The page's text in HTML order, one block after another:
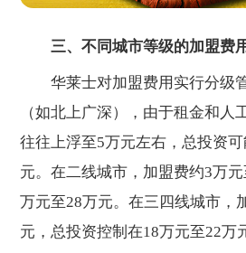
三、不同城市等级的加盟费
华莱士对加盟费用实行分级
（如北上广深），由于租金和人
往往上浮至5万元左右，总投资
元。在二线城市，加盟费约3万
万元至28万元。在三四线城市，
元，总投资控制在18万元至22万